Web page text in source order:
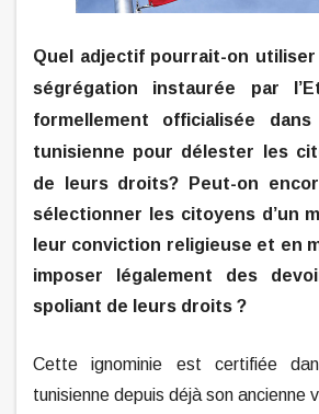
Quel adjectif pourrait-on
ségrégation instaurée par
formellement officialisée
tunisienne pour délester les
de leurs droits?
Peut-on
sélectionner les citoyens d’un
leur conviction religieuse et en
imposer légalement des
spoliant de leurs droits ?
Cette ignominie est certifiée
tunisienne depuis déjà son ancienne